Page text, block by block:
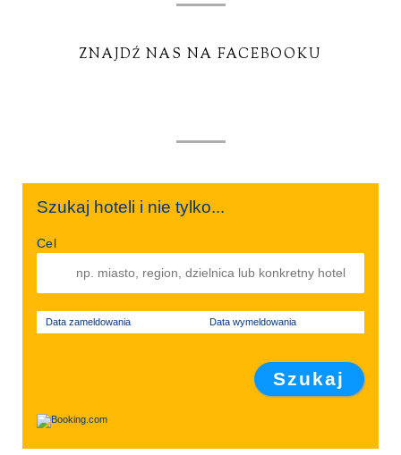
ZNAJDŹ NAS NA FACEBOOKU
Szukaj hoteli i nie tylko...
Cel
Data zameldowania Data wymeldowania